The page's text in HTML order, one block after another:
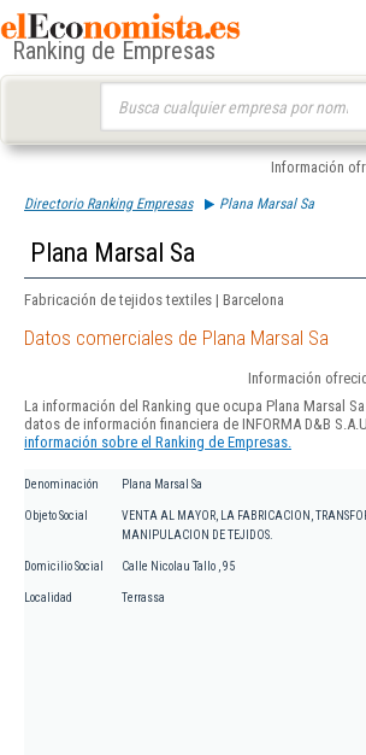
Ranking de Empresas
Información
Directorio Ranking Empresas Plana Marsal Sa
Plana Marsal Sa
Fabricación de tejidos textiles | Barcelona
Datos comerciales de Plana Marsal Sa
Información
La información del Ranking que ocupa Plana Marsal
datos de información financiera de INFORMA D&B
información sobre el Ranking de Empresas.
Denominación Plana Marsal Sa
Objeto Social
VENTA AL MAYOR, LA FABRICACION,
MANIPULACION DE TEJIDOS.
Domicilio Social Calle Nicolau Tallo , 95
Localidad Terrassa